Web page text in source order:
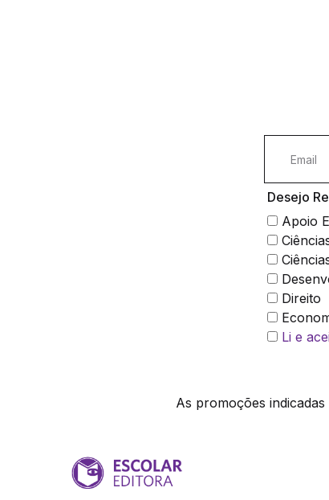
Desejo
Apoio
Direito
Li e
As promoções